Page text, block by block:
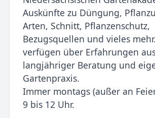
Auskünfte zu Düngung,
Arten, Schnitt, Pflanzenschutz,
Bezugsquellen und vieles
verfügen über Erfahrungen
langjähriger Beratung und
Gartenpraxis.
Immer montags (außer an
9 bis 12 Uhr.